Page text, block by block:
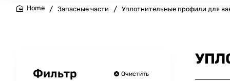
Запасные части Уплотнительные профили для
Фильтр Очистить